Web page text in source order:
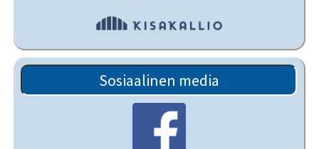
Sosiaalinen media